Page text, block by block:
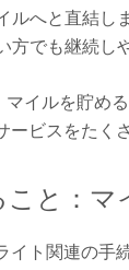
ルへと直結し
でも継続し
イルを貯め
ビスをたく
と：マ
ト関連の手